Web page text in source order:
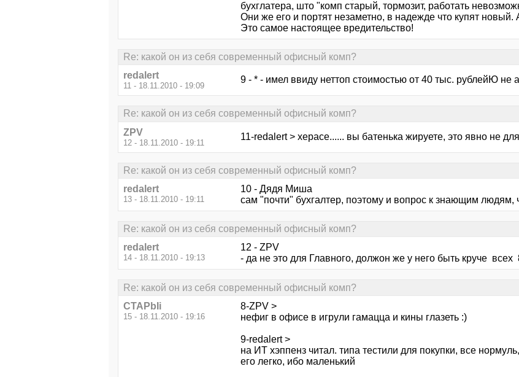
бухглатера, што "комп старый, тормозит, работать
Они же его и портят незаметно, в надежде что купят новый.
Это самое настоящее вредительство!
Re: какой он из себя современный офисный комп?
redalert
11 - 18.11.2010 - 19:09
9 - * - имел ввиду неттоп стоимостью от 40 тыс. рублейЮ не
Re: какой он из себя современный офисный комп?
ZPV
12 - 18.11.2010 - 19:11
11-redalert > херасе...... вы батенька жируете, это явно не
Re: какой он из себя современный офисный комп?
redalert
13 - 18.11.2010 - 19:11
10 - Дядя Миша
сам "почти" бухгалтер, поэтому и вопрос к знающим людям,
Re: какой он из себя современный офисный комп?
redalert
14 - 18.11.2010 - 19:13
12 - ZPV
- да не это для Главного, должон же у него быть круче всех
Re: какой он из себя современный офисный комп?
CTAPbIi
15 - 18.11.2010 - 19:16
8-ZPV >
нефиг в офисе в игрули гамацца и кины глазеть :)
9-redalert >
на ИТ хэппенз читал. типа тестили для покупки, все
его легко, ибо маленький